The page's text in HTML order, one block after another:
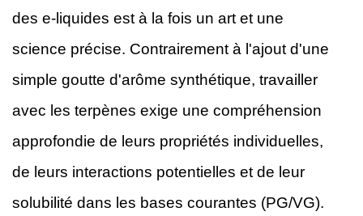
des e-liquides est à la fois un art et une
science précise. Contrairement à l'ajout d'une
simple goutte d'arôme synthétique, travailler
avec les terpènes exige une compréhension
approfondie de leurs propriétés individuelles,
de leurs interactions potentielles et de leur
solubilité dans les bases courantes (PG/VG).